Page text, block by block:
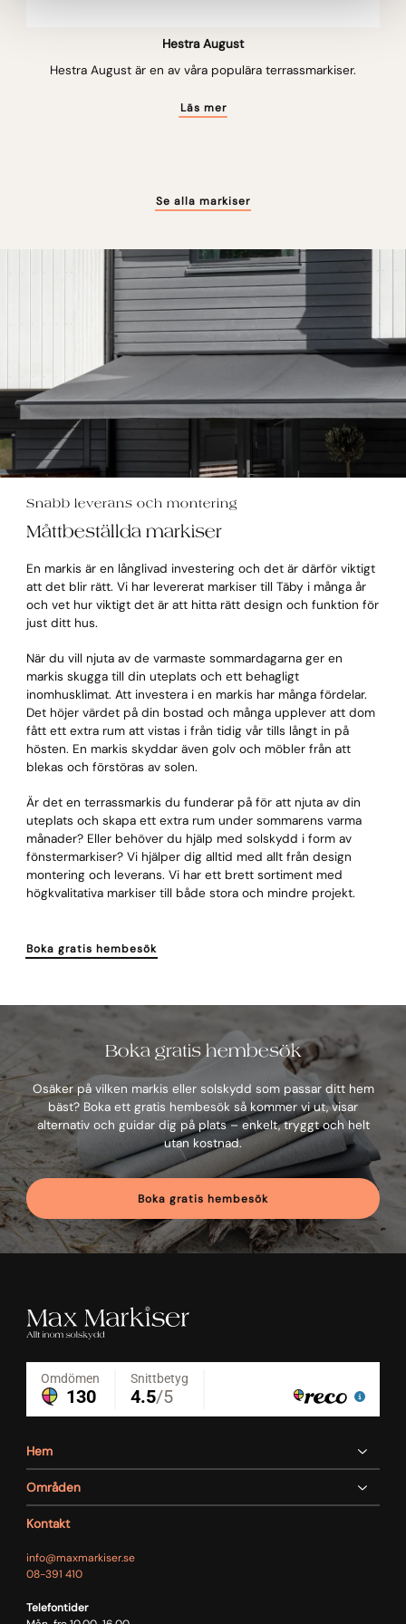
Hestra August
Hestra August är en av våra populära terrassmarkiser.
Läs mer
Se alla markiser
Snabb leverans och montering
Måttbeställda markiser
En markis är en långlivad investering och det är därför viktigt
att det blir rätt. Vi har levererat markiser till Täby i många år
och vet hur viktigt det är att hitta rätt design och funktion för
just ditt hus.
När du vill njuta av de varmaste sommardagarna ger en
markis skugga till din uteplats och ett behagligt
inomhusklimat. Att investera i en markis har många fördelar.
Det höjer värdet på din bostad och många upplever att dom
fått ett extra rum att vistas i från tidig vår tills långt in på
hösten. En markis skyddar även golv och möbler från att
blekas och förstöras av solen.
Är det en terrassmarkis du funderar på för att njuta av din
uteplats och skapa ett extra rum under sommarens varma
månader? Eller behöver du hjälp med solskydd i form av
fönstermarkiser? Vi hjälper dig alltid med allt från design
montering och leverans. Vi har ett brett sortiment med
högkvalitativa markiser till både stora och mindre projekt.
Boka gratis hembesök
Boka gratis hembesök
Osäker på vilken markis eller solskydd som passar ditt hem
bäst? Boka ett gratis hembesök så kommer vi ut, visar
alternativ och guidar dig på plats – enkelt, tryggt och helt
utan kostnad.
Boka gratis hembesök
Hem
Områden
Kontakt
info@maxmarkiser.se
08-391 410
Telefontider